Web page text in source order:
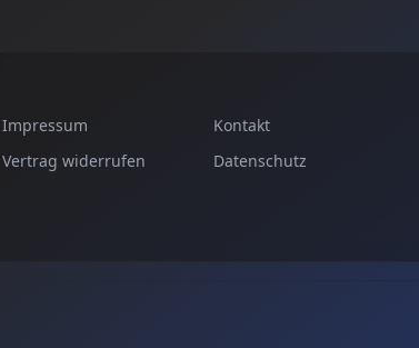
Impressum
Kontakt
Vertrag widerrufen
Datenschutz